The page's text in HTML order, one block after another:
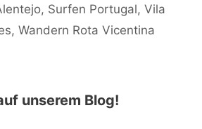
, Surfen Portugal, Vila
, Wandern Rota Vicentina
unserem Blog!